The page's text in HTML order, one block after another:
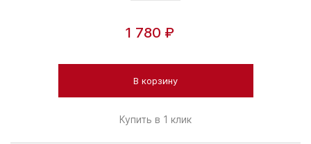
1 780 ₽
В корзину
Купить в 1 клик